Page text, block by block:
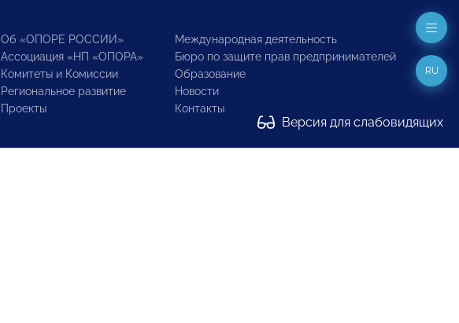
Об «ОПОРЕ РОССИИ»
Ассоциация «НП «ОПОРА»
Комитеты и Комиссии
Региональное развитие
Проекты
Международная деятельность
Бюро по защите прав предпринимателей
Образование
Новости
Контакты
Версия для слабовидящих
RU